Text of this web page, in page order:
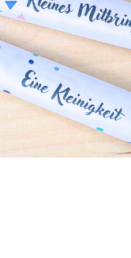
Varianten sind
machen!